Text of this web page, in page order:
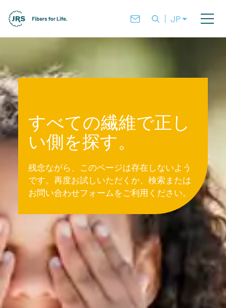
JP
すべての繊維で正し
い側を探す。
残念ながら、このページは存在しないよう
です。再度お試しいただくか、検索または
お問い合わせフォームをご利用ください。